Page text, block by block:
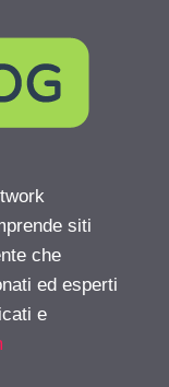
siti
che
ed esperti
e